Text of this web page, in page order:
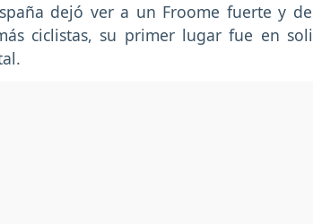
dejó ver a un Froome fuerte y
ciclistas, su primer lugar fue en